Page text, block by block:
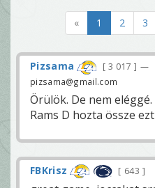
« 1 2 3
Pizsama 3 017
—
pizsama@gmail.com
Örülök. De nem
Rams D hozta össze
FBKrisz 643